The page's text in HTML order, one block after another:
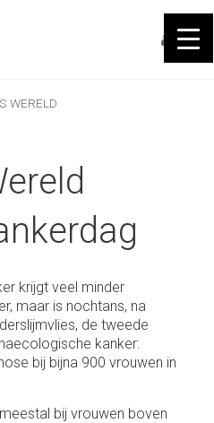
WERELD
krijgt veel minder
maar is nochtans, na
de tweede
kanker:
bij bijna 900 vrouwen in
bij vrouwen boven